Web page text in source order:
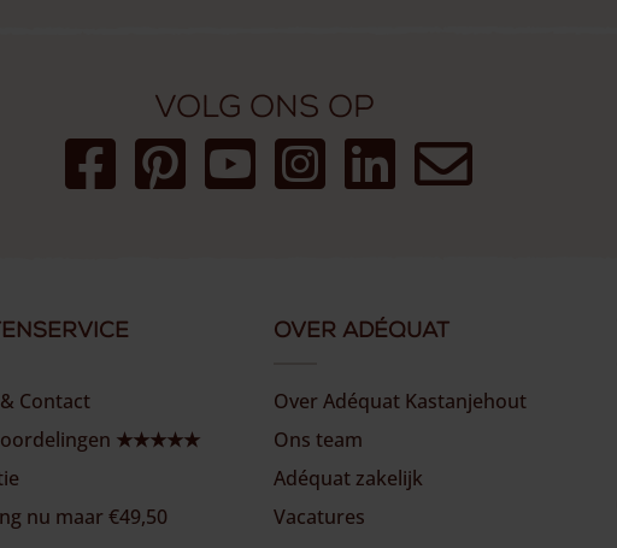
Volg ons op
Contact
★★★★★
nu maar €49,50
Over Adéquat
Over Adéquat Kastanjehout
Ons team
Adéquat zakelijk
Vacatures